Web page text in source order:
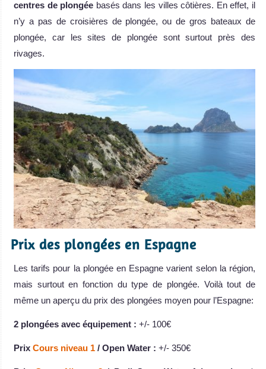
centres de plongée basés dans les villes côtières. En effet, il
n’y a pas de croisières de plongée, ou de gros bateaux de
plongée, car les sites de plongée sont surtout près des
rivages.
Prix des plongées en Espagne
Les tarifs pour la plongée en Espagne varient selon la région,
mais surtout en fonction du type de plongée. Voilà tout de
même un aperçu du prix des plongées moyen pour l’Espagne:
2 plongées avec équipement : +/- 100€
Prix Cours niveau 1 / Open Water : +/- 350€